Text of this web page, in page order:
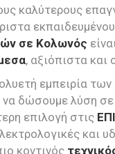
καλύτερους
σε Κολωνός
, αξιόπιστα και
εμπειρία των
να δώσουμε λύση
επιλογή στις
και
κοντινός